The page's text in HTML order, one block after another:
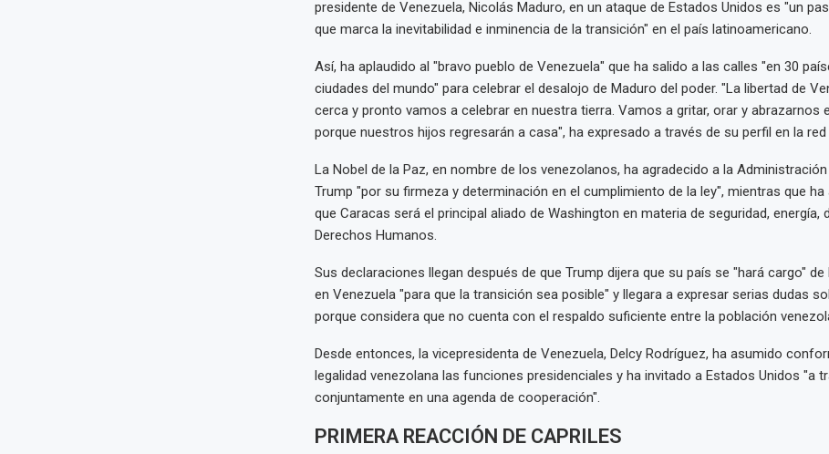
presidente de Venezuela, Nicolás Maduro, en un ataque de Estados Unidos es "un
que marca la inevitabilidad e inminencia de la transición" en el país latinoamericano.
Así, ha aplaudido al "bravo pueblo de Venezuela" que ha salido a las calles "en 30
ciudades del mundo" para celebrar el desalojo de Maduro del poder. "La libertad de
cerca y pronto vamos a celebrar en nuestra tierra. Vamos a gritar, orar y abrazarnos
porque nuestros hijos regresarán a casa", ha expresado a través de su perfil en la red
La Nobel de la Paz, en nombre de los venezolanos, ha agradecido a la Administración
Trump "por su firmeza y determinación en el cumplimiento de la ley", mientras que ha
que Caracas será el principal aliado de Washington en materia de seguridad, energía,
Derechos Humanos.
Sus declaraciones llegan después de que Trump dijera que su país se "hará cargo"
en Venezuela "para que la transición sea posible" y llegara a expresar serias dudas
porque considera que no cuenta con el respaldo suficiente entre la población
Desde entonces, la vicepresidenta de Venezuela, Delcy Rodríguez, ha asumido
legalidad venezolana las funciones presidenciales y ha invitado a Estados Unidos "a
conjuntamente en una agenda de cooperación".
PRIMERA REACCIÓN DE CAPRILES